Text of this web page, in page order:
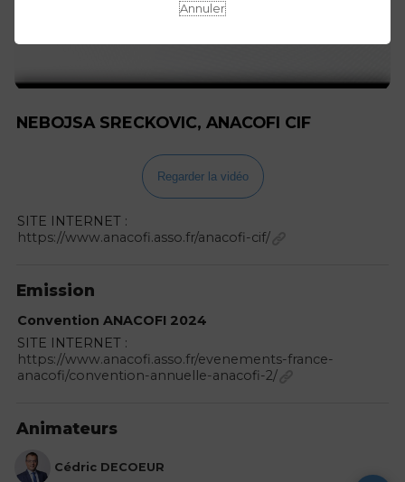
NEBOJSA SRECKOVIC, ANACOFI CIF
Regarder la vidéo
SITE INTERNET :
https://www.anacofi.asso.fr/anacofi-cif/
Emission
Convention ANACOFI 2024
SITE INTERNET :
https://www.anacofi.asso.fr/evenements-france-
anacofi/convention-annuelle-anacofi-2/
Animateurs
Cédric DECOEUR
Annuler